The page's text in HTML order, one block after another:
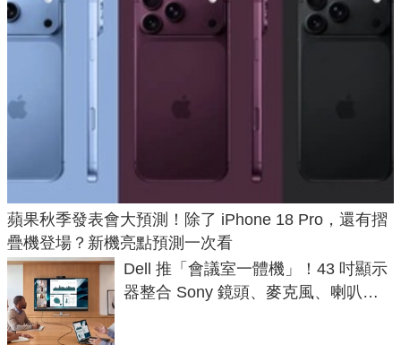
蘋果秋季發表會大預測！除了 iPhone 18 Pro，還有摺
疊機登場？新機亮點預測一次看
Dell 推「會議室一體機」！43 吋顯示
器整合 Sony 鏡頭、麥克風、喇叭，